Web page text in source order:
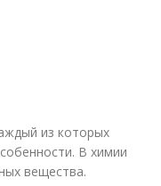
из которых
В химии
вещества.